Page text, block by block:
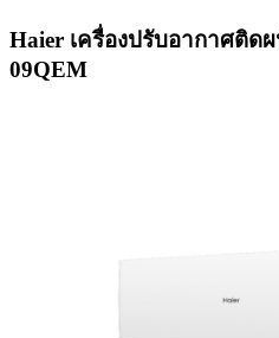
Haier เครื่องปรับอากาศติด
09QEM